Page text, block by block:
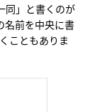
同」と書くのが
名前を中央に書
こともありま